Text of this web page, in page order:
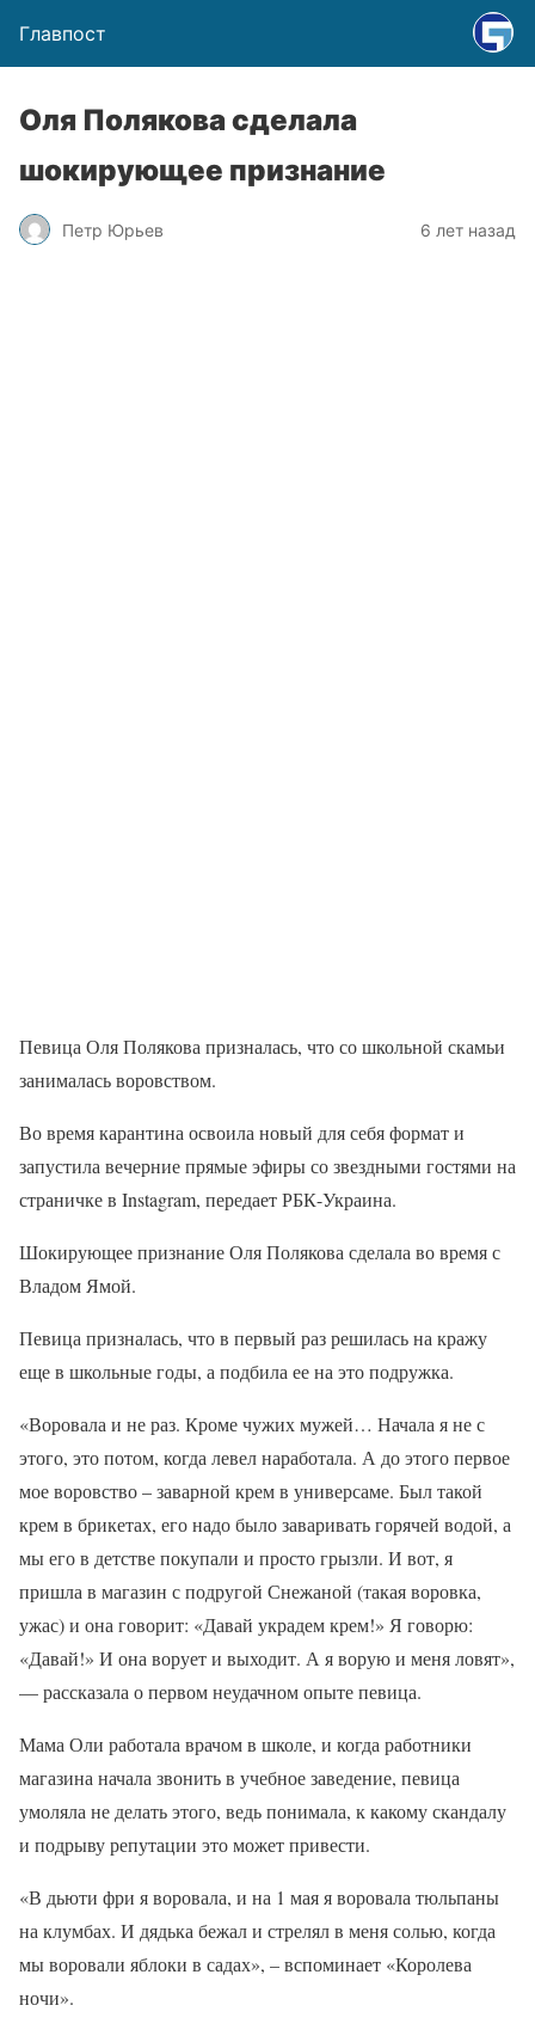
Главпост
Оля Полякова сделала
шокирующее признание
Петр Юрьев 6 лет назад
Певица Оля Полякова призналась, что со школьной скамьи
занималась воровством.
Во время карантина освоила новый для себя формат и
запустила вечерние прямые эфиры со звездными гостями на
страничке в Instagram, передает РБК-Украина.
Шокирующее признание Оля Полякова сделала во время с
Владом Ямой.
Певица призналась, что в первый раз решилась на кражу
еще в школьные годы, а подбила ее на это подружка.
«Воровала и не раз. Кроме чужих мужей… Начала я не с
этого, это потом, когда левел наработала. А до этого первое
мое воровство – заварной крем в универсаме. Был такой
крем в брикетах, его надо было заваривать горячей водой, а
мы его в детстве покупали и просто грызли. И вот, я
пришла в магазин с подругой Снежаной (такая воровка,
ужас) и она говорит: «Давай украдем крем!» Я говорю:
«Давай!» И она ворует и выходит. А я ворую и меня ловят»,
— рассказала о первом неудачном опыте певица.
Мама Оли работала врачом в школе, и когда работники
магазина начала звонить в учебное заведение, певица
умоляла не делать этого, ведь понимала, к какому скандалу
и подрыву репутации это может привести.
«В дьюти фри я воровала, и на 1 мая я воровала тюльпаны
на клумбах. И дядька бежал и стрелял в меня солью, когда
мы воровали яблоки в садах», – вспоминает «Королева
ночи».